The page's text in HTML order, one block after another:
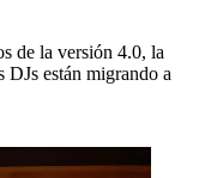
de la versión 4.0, la
están migrando a